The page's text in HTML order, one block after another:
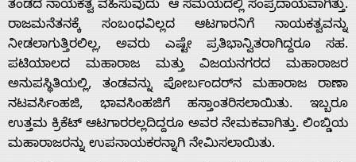
Home
About
Us
ತಂಡದ ನಾಯಕತ್ವ ವಹಿಸುವುದು ಆ ಸಮಯದಲ್ಲಿ ಸಂಪ್ರದಾಯವಾಗಿತ್ತು.
ರಾಜಮನೆತನಕ್ಕೆ ಸಂಬಂಧವಿಲ್ಲದ ಆಟಗಾರನಿಗೆ ನಾಯಕತ್ವವನ್ನು
ನೀಡಲಾಗುತ್ತಿರಲಿಲ್ಲ, ಅವರು ಎಷ್ಟೇ ಪ್ರತಿಭಾನ್ವಿತರಾಗಿದ್ದರೂ ಸಹ.
ಪಟಿಯಾಲದ ಮಹಾರಾಜ ಮತ್ತು ವಿಜಯನಗರದ ಮಹಾರಾಜರ
ಅನುಪಸ್ಥಿತಿಯಲ್ಲಿ, ತಂಡವನ್ನು ಪೋರ್ಬಂದರ್‌ನ ಮಹಾರಾಜ ರಾಣಾ
ನಟವರ್ಸಿಂಹಜಿ, ಭಾವಸಿಂಹಜಿಗೆ ಹಸ್ತಾಂತರಿಸಲಾಯಿತು. ಇಬ್ಬರೂ
ಉತ್ತಮ ಕ್ರಿಕೆಟ್ ಆಟಗಾರರಲ್ಲದಿದ್ದರೂ ಅವರ ನೇಮಕವಾಗಿತ್ತು. ಲಿಂಬ್ಡಿಯ
ಮಹಾರಾಜರನ್ನು ಉಪನಾಯಕರನ್ನಾಗಿ ನೇಮಿಸಲಾಯಿತು.